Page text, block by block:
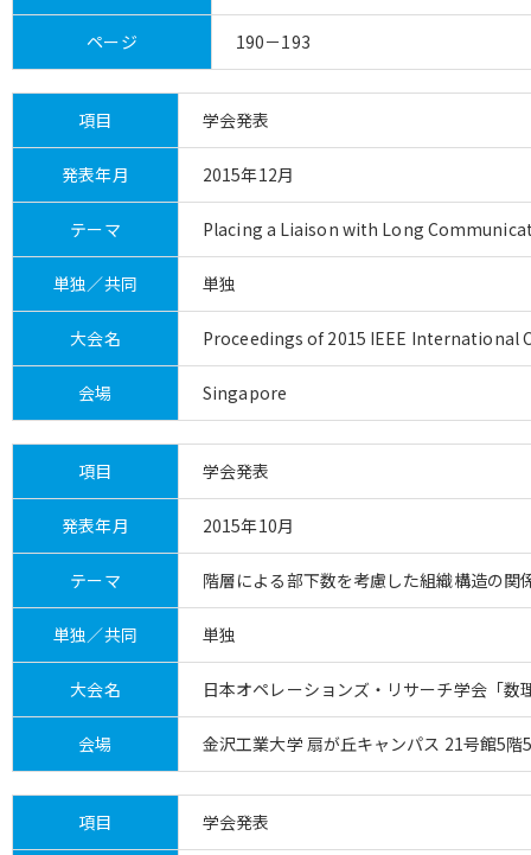
ページ 190－193
項目 学会発表
発表年月 2015年12月
テーマ Placing a Liaison with Long
単独／共同 単独
大会名 Proceedings of 2015 IEEE
会場 Singapore
項目 学会発表
発表年月 2015年10月
テーマ 階層による部下数を考慮した組織構造の関
単独／共同 単独
大会名 日本オペレーションズ・リサーチ学会「数
会場 金沢工業大学 扇が丘キャンパス 21号館5階
項目 学会発表